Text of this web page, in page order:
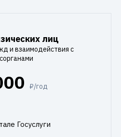
лиц
и взаимодействия с
₽/год
Госуслуги